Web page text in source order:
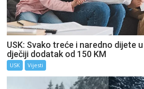
USK: Svako treće i naredno dijete
dječiji dodatak od 150 KM
USK Vijesti